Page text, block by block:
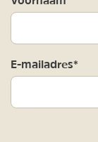
E-mailadres*